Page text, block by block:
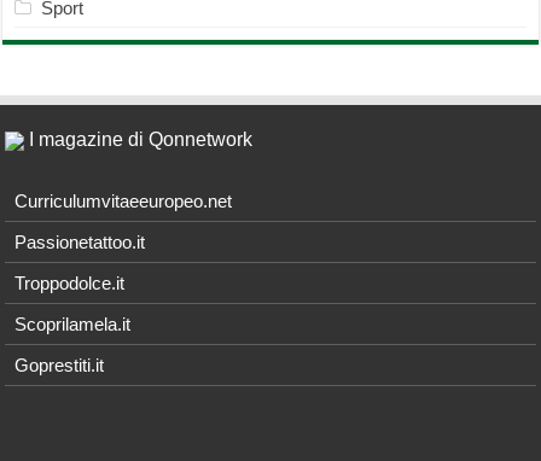
Sport
I magazine di Qonnetwork
Curriculumvitaeeuropeo.net
Passionetattoo.it
Troppodolce.it
Scoprilamela.it
Goprestiti.it